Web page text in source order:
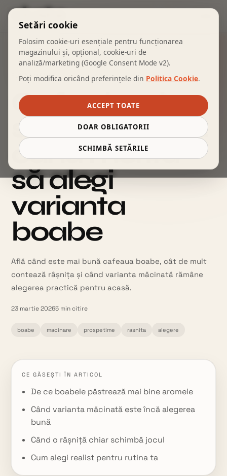
Setări cookie
Folosim cookie-uri esențiale pentru funcționarea
magazinului și, opțional, cookie-uri de
analiză/marketing (Google Consent Mode v2).
Poți modifica oricând preferințele din Politica Cookie.
ACCEPT TOATE
DOAR OBLIGATORII
SCHIMBĂ SETĂRILE
← ÎNAPOI LA BLOG
FUNDAMENTE
Cafea boabe
sau măcinată:
când merită
să alegi
varianta
boabe
Află când este mai bună cafeaua boabe, cât de mult
contează râșnița și când varianta măcinată rămâne
alegerea practică pentru acasă.
23 martie 20265 min citire
boabe macinare prospetime rasnita alegere
CE GĂSEȘTI ÎN ARTICOL
De ce boabele păstrează mai bine aromele
Când varianta măcinată este încă alegerea
bună
Când o râșniță chiar schimbă jocul
Cum alegi realist pentru rutina ta